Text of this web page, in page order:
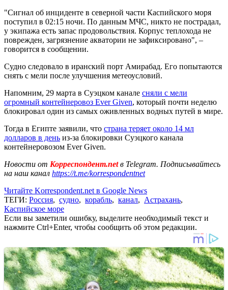
"Сигнал об инциденте в северной части Каспийского моря
поступил в 02:15 ночи. По данным МЧС, никто не пострадал,
у экипажа есть запас продовольствия. Корпус теплохода не
поврежден, загрязнение акватории не зафиксировано", –
говорится в сообщении.
Судно следовало в иранский порт Амирабад. Его попытаются
снять с мели после улучшения метеоусловий.
Напомним, 29 марта в Суэцком канале сняли с мели
огромный контейнеровоз Ever Given, который почти неделю
блокировал один из самых оживленных водных путей в мире.
Тогда в Египте заявили, что страна теряет около 14 мл
долларов в день из-за блокировки Суэцкого канала
контейнеровозом Ever Given.
Новости от Корреспондент.netв Telegram. Подписывайтесь
на наш канал https://t.me/korrespondentnet
Читайте Korrespondent.net в Google News
ТЕГИ: Россия, судно, корабль, канал, Астрахань,
Каспийское море
Если вы заметили ошибку, выделите необходимый текст и
нажмите Ctrl+Enter, чтобы сообщить об этом редакции.